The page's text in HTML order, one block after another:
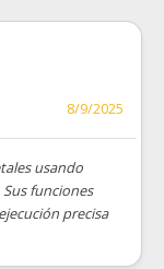
8/9/2025
usando
funciones
precisa